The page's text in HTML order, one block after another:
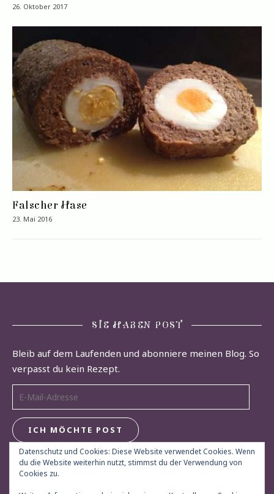
26. Oktober 2017
Falscher Hase
23. Mai 2016
SIE HABEN POST
Bleib auf dem Laufenden und abonniere meinen Blog. So
verpasst du kein Rezept.
E-Mail-Adresse
ICH MÖCHTE POST
Datenschutz und Cookies: Diese Website verwendet Cookies. Wenn
du die Website weiterhin nutzt, stimmst du der Verwendung von
Cookies zu.